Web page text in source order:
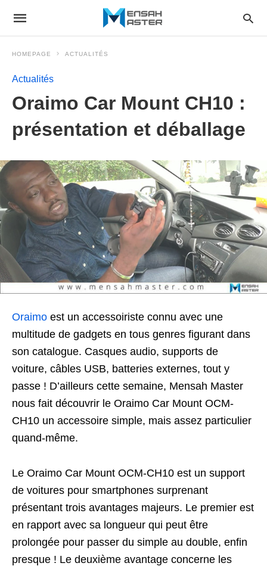
HOMEPAGE ACTUALITÉS
Actualités
Oraimo Car Mount CH10 :
présentation et déballage
Oraimo est un accessoiriste connu avec une
multitude de gadgets en tous genres figurant dans
son catalogue. Casques audio, supports de
voiture, câbles USB, batteries externes, tout y
passe ! D’ailleurs cette semaine, Mensah Master
nous fait découvrir le Oraimo Car Mount OCM-
CH10 un accessoire simple, mais assez particulier
quand-même.
Le Oraimo Car Mount OCM-CH10 est un support
de voitures pour smartphones surprenant
présentant trois avantages majeurs. Le premier est
en rapport avec sa longueur qui peut être
prolongée pour passer du simple au double, enfin
presque ! Le deuxième avantage concerne les